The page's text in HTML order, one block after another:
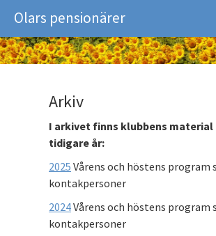
Olars pensionärer
Arkiv
I arkivet finns klubbens material
tidigare år:
2025 Vårens och höstens program
kontakpersoner
2024Vårens och höstens program
kontakpersoner